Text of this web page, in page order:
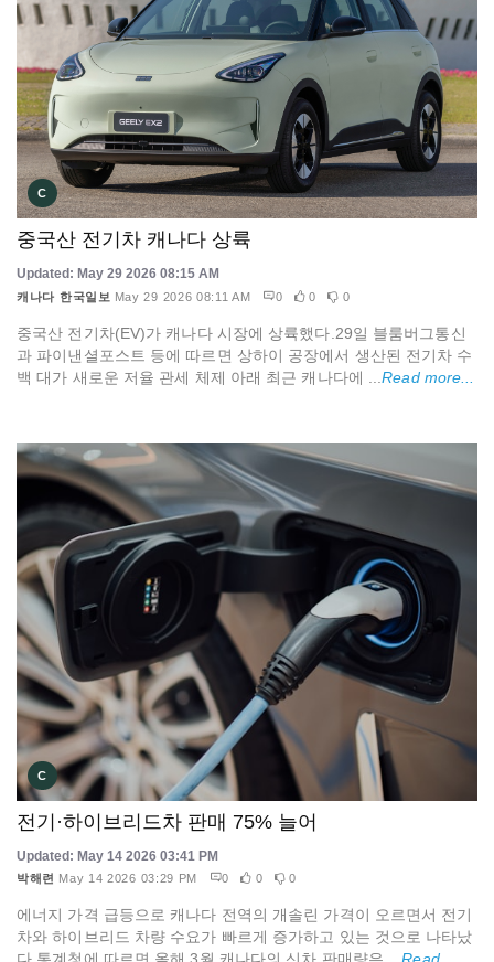
C
중국산 전기차 캐나다 상륙
Updated: May 29 2026 08:15 AM
캐나다 한국일보 May 29 2026 08:11 AM 0 0 0
중국산 전기차(EV)가 캐나다 시장에 상륙했다.29일 블룸버그통신
과 파이낸셜포스트 등에 따르면 상하이 공장에서 생산된 전기차 수
백 대가 새로운 저율 관세 체제 아래 최근 캐나다에 ...Read more...
C
전기·하이브리드차 판매 75% 늘어
Updated: May 14 2026 03:41 PM
박해련 May 14 2026 03:29 PM 0 0 0
에너지 가격 급등으로 캐나다 전역의 개솔린 가격이 오르면서 전기
차와 하이브리드 차량 수요가 빠르게 증가하고 있는 것으로 나타났